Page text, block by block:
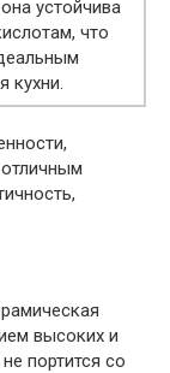
устойчива
что
кухни.
высоких и
портится со